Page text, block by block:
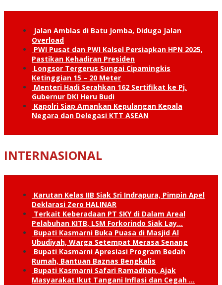
Jalan Amblas di Batu Jomba, Diduga Jalan
Overload
PWI Pusat dan PWI Kalsel Persiapkan HPN 2025,
Pastikan Kehadiran Presiden
Longsor Tergerus Sungai Cipamingkis
Ketinggian 15 – 20 Meter
Menteri Hadi Serahkan 162 Sertifikat ke Pj.
Gubernur DKI Heru Budi
Kapolri Siap Amankan Kepulangan Kepala
Negara dan Delegasi KTT ASEAN
INTERNASIONAL
Karutan Kelas IIB Siak Sri Indrapura, Pimpin Apel
Deklarasi Zero HALINAR
Terkait Keberadaan PT SKY di Dalam Areal
Pelabuhan KITB, LSM Forkorindo Siak Lay…
Bupati Kasmarni Buka Puasa di Masjid Al
Ubudiyah, Warga Setempat Merasa Senang
Bupati Kasmarni Apresiasi Program Bedah
Rumah, Bantuan Baznas Bengkalis
Bupati Kasmarni Safari Ramadhan, Ajak
Masyarakat Ikut Tangani Inflasi dan Cegah …